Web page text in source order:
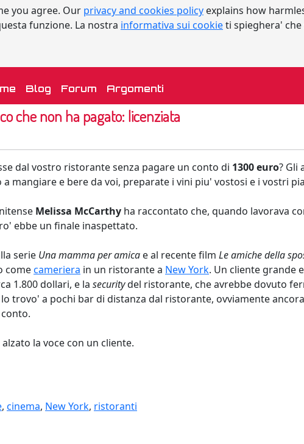
you agree. Our privacy and cookies policy explains how
funzione. La nostra informativa sui cookieti spieghera'
(current)
Blog Forum Argomenti
che non ha pagato: licenziata
dal vostro ristorante senza pagare un conto di 1300 euro? Gli
a mangiare e bere da voi, preparate i vini piu' vostosi e i vostri
Melissa McCarthy ha raccontato che, quando lavorava
ebbe un finale inaspettato.
serie Una mamma per amica e al recente film Le amiche della
comecameriera in un ristorante a New York. Un cliente grande
1.800 dollari, e la securitydel ristorante, che avrebbe dovuto
trovo' a pochi bar di distanza dal ristorante, ovviamente
la voce con un cliente.
, cinema, New York, ristoranti